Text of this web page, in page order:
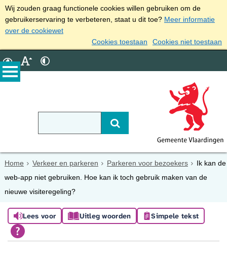
Wij zouden graag functionele cookies willen gebruiken om de
gebruikerservaring te verbeteren, staat u dit toe? Meer informatie
over de cookiewet
Cookies toestaan
Cookies niet toestaan
Home Verkeer en parkeren Parkeren voor bezoekers
Ik kan de
web-app niet gebruiken. Hoe kan ik toch gebruik maken van de
nieuwe visiteregeling?
Lees voor Uitleg woorden Simpele tekst